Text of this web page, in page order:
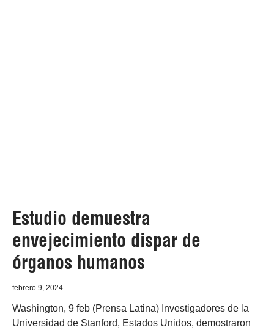
Estudio demuestra
envejecimiento dispar de
órganos humanos
febrero 9, 2024
Washington, 9 feb (Prensa Latina) Investigadores de la
Universidad de Stanford, Estados Unidos, demostraron